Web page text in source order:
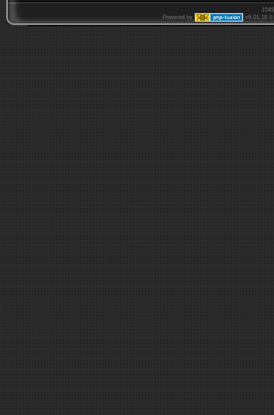
Powered by
v6.01.18 ©